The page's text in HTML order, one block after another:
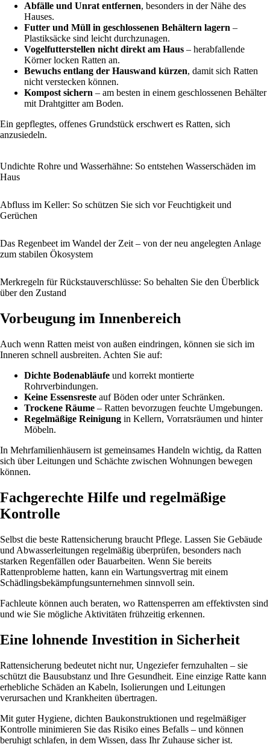
Abfälle und Unrat entfernen, besonders in der Nähe des
Hauses.
Futter und Müll in geschlossenen Behältern lagern –
Plastiksäcke sind leicht durchzunagen.
Vogelfutterstellen nicht direkt am Haus – herabfallende
Körner locken Ratten an.
Bewuchs entlang der Hauswand kürzen, damit sich Ratten
nicht verstecken können.
Kompost sichern – am besten in einem geschlossenen Behälter
mit Drahtgitter am Boden.
Ein gepflegtes, offenes Grundstück erschwert es Ratten, sich
anzusiedeln.
Undichte Rohre und Wasserhähne: So entstehen Wasserschäden im
Haus
Abfluss im Keller: So schützen Sie sich vor Feuchtigkeit und
Gerüchen
Das Regenbeet im Wandel der Zeit – von der neu angelegten Anlage
zum stabilen Ökosystem
Merkregeln für Rückstauverschlüsse: So behalten Sie den Überblick
über den Zustand
Vorbeugung im Innenbereich
Auch wenn Ratten meist von außen eindringen, können sie sich im
Inneren schnell ausbreiten. Achten Sie auf:
Dichte Bodenabläufe und korrekt montierte
Rohrverbindungen.
Keine Essensreste auf Böden oder unter Schränken.
Trockene Räume – Ratten bevorzugen feuchte Umgebungen.
Regelmäßige Reinigung in Kellern, Vorratsräumen und hinter
Möbeln.
In Mehrfamilienhäusern ist gemeinsames Handeln wichtig, da Ratten
sich über Leitungen und Schächte zwischen Wohnungen bewegen
können.
Fachgerechte Hilfe und regelmäßige
Kontrolle
Selbst die beste Rattensicherung braucht Pflege. Lassen Sie Gebäude
und Abwasserleitungen regelmäßig überprüfen, besonders nach
starken Regenfällen oder Bauarbeiten. Wenn Sie bereits
Rattenprobleme hatten, kann ein Wartungsvertrag mit einem
Schädlingsbekämpfungsunternehmen sinnvoll sein.
Fachleute können auch beraten, wo Rattensperren am effektivsten sind
und wie Sie mögliche Aktivitäten frühzeitig erkennen.
Eine lohnende Investition in Sicherheit
Rattensicherung bedeutet nicht nur, Ungeziefer fernzuhalten – sie
schützt die Bausubstanz und Ihre Gesundheit. Eine einzige Ratte kann
erhebliche Schäden an Kabeln, Isolierungen und Leitungen
verursachen und Krankheiten übertragen.
Mit guter Hygiene, dichten Baukonstruktionen und regelmäßiger
Kontrolle minimieren Sie das Risiko eines Befalls – und können
beruhigt schlafen, in dem Wissen, dass Ihr Zuhause sicher ist.